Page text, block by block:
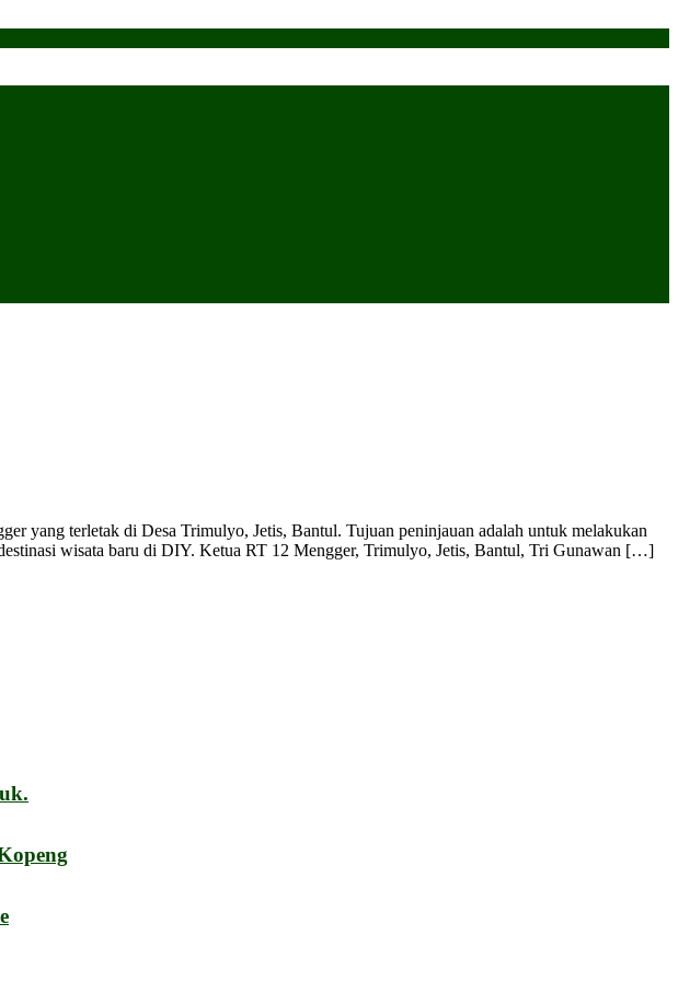
yang terletak di Desa Trimulyo, Jetis, Bantul. Tujuan peninjauan adalah untuk melakukan
wisata baru di DIY. Ketua RT 12 Mengger, Trimulyo, Jetis, Bantul, Tri Gunawan […]